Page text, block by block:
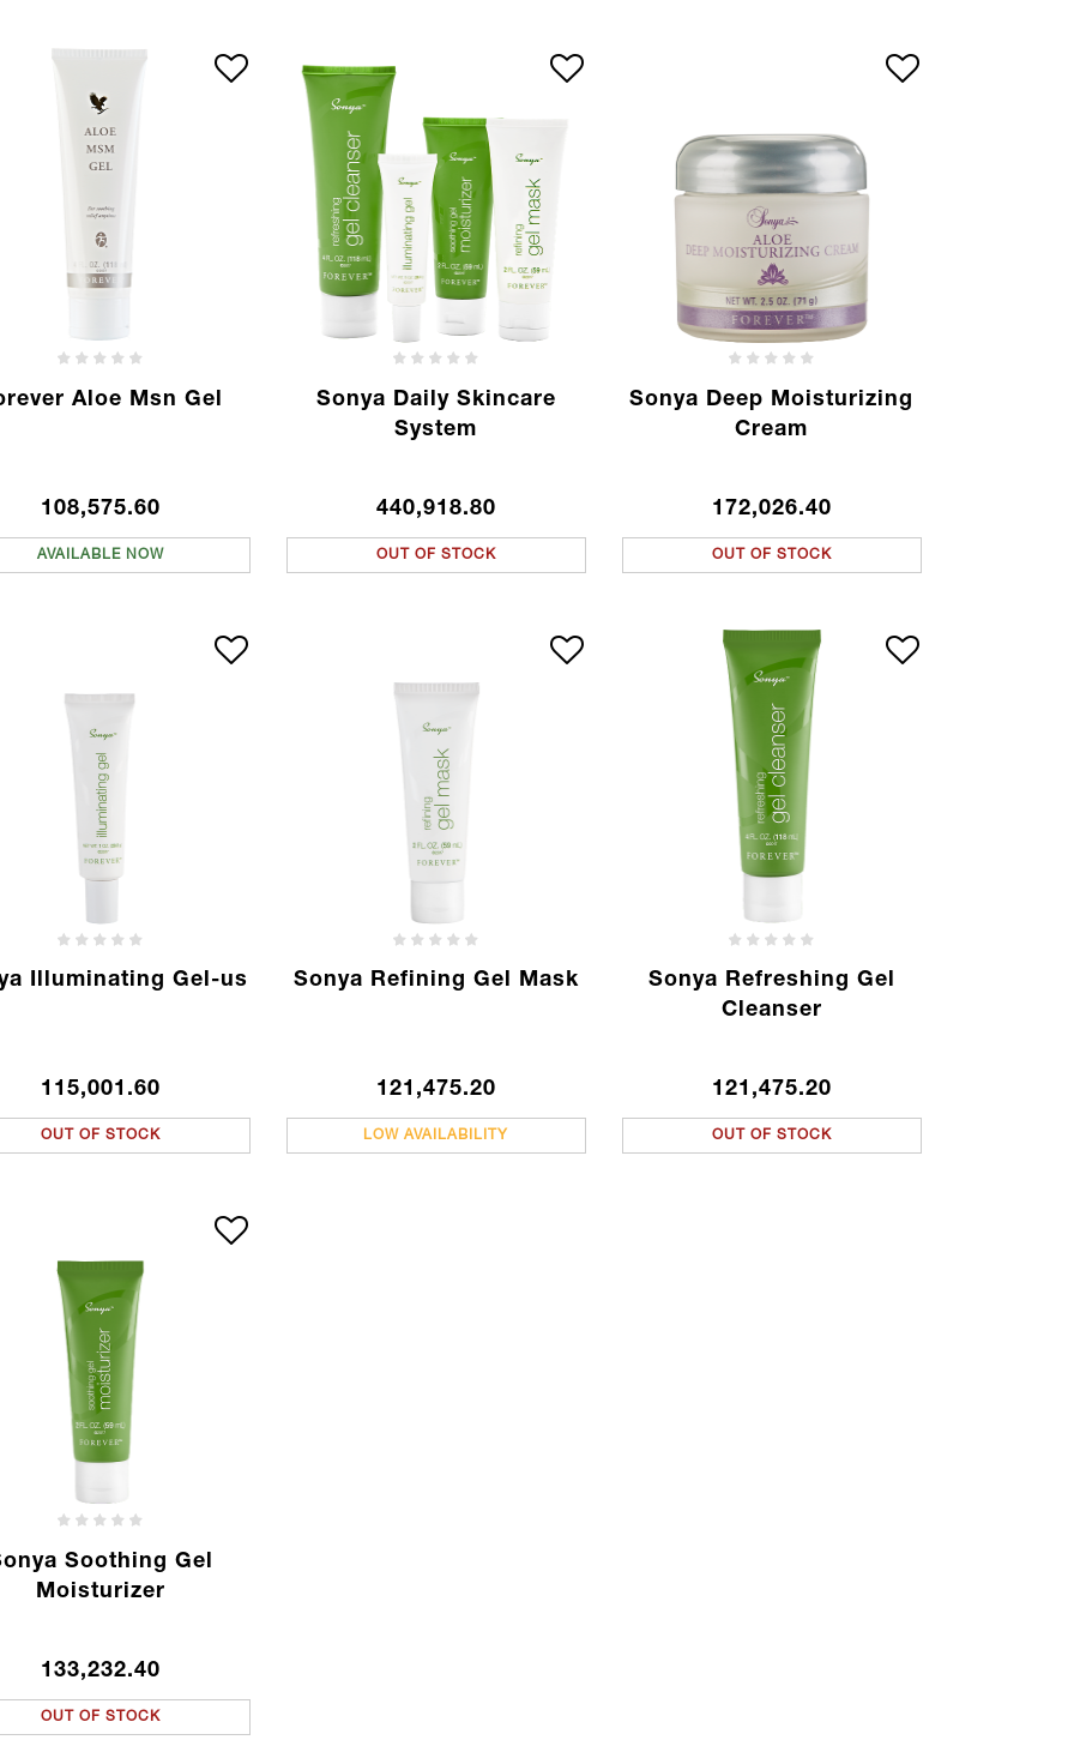
Aloe Msn Gel
108,575.60
AVAILABLE NOW
Sonya Daily Skincare
System
440,918.80
OUT OF STOCK
Sonya Deep Moisturizing
Cream
172,026.40
OUT OF STOCK
Illuminating Gel-us
115,001.60
OUT OF STOCK
Sonya Refining Gel Mask
121,475.20
LOW AVAILABILITY
Sonya Refreshing Gel
Cleanser
121,475.20
OUT OF STOCK
Soothing Gel
Moisturizer
133,232.40
OUT OF STOCK